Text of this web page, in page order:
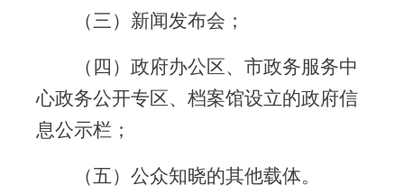
（三）新闻发布会；
（四）政府办公区、市政务服务中
心政务公开专区、档案馆设立的政府信
息公示栏；
（五）公众知晓的其他载体。